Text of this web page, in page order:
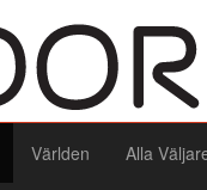
Världen Alla